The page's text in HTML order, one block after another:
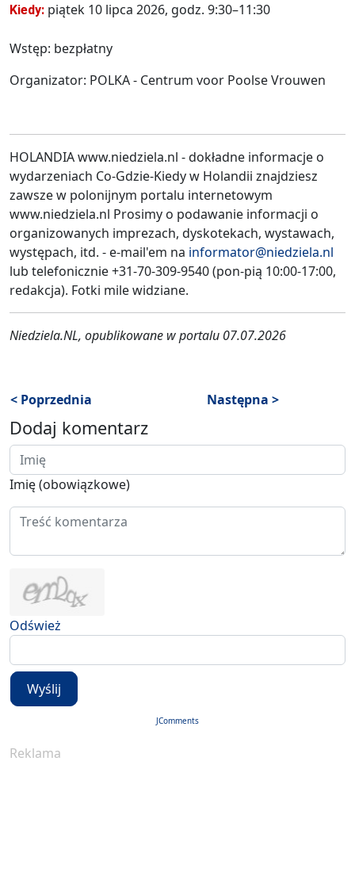
Kiedy: piątek 10 lipca 2026, godz. 9:30–11:30
Wstęp: bezpłatny
Organizator: POLKA - Centrum voor Poolse Vrouwen
HOLANDIA www.niedziela.nl - dokładne informacje o
wydarzeniach Co-Gdzie-Kiedy w Holandii znajdziesz
zawsze w polonijnym portalu internetowym
www.niedziela.nl Prosimy o podawanie informacji o
organizowanych imprezach, dyskotekach, wystawach,
występach, itd. - e-mail'em na informator@niedziela.nl
lub telefonicznie +31-70-309-9540 (pon-pią 10:00-17:00,
redakcja). Fotki mile widziane.
Niedziela.NL, opublikowane w portalu 07.07.2026
< Poprzednia Następna >
Dodaj komentarz
Imię (obowiązkowe)
Odśwież
Wyślij
JComments
Reklama